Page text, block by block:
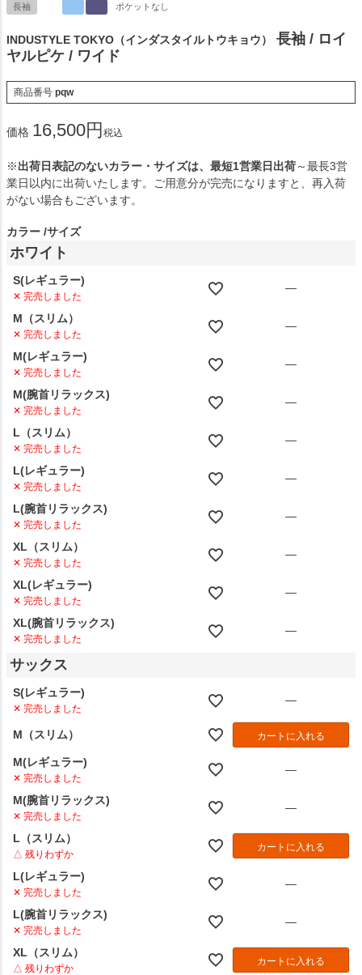
長袖 ポケットなし
INDUSTYLE TOKYO（インダスタイルトウキョウ）
長袖 / ロイ
ヤルピケ / ワイド
商品番号 pqw
価格 16,500 税込
※出荷日表記のないカラー・サイズは、最短1営業日出荷～最長3営
業日以内に出荷いたします。ご用意分が完売になりますと、再入荷
がない場合もございます。
カラー サイズ
ホワイト
S(レギュラー)
✕ 完売しました
—
M（スリム）
✕ 完売しました
—
M(レギュラー)
✕ 完売しました
—
M(腕首リラックス)
✕ 完売しました
—
L（スリム）
✕ 完売しました
—
L(レギュラー)
✕ 完売しました
—
L(腕首リラックス)
✕ 完売しました
—
XL（スリム）
✕ 完売しました
—
XL(レギュラー)
✕ 完売しました
—
XL(腕首リラックス)
✕ 完売しました
—
サックス
S(レギュラー)
✕ 完売しました
—
M（スリム） カートに入れる
M(レギュラー)
✕ 完売しました
—
M(腕首リラックス)
✕ 完売しました
—
L（スリム）
△ 残りわずか
カートに入れる
L(レギュラー)
✕ 完売しました
—
L(腕首リラックス)
✕ 完売しました
—
XL（スリム）
△ 残りわずか
カートに入れる